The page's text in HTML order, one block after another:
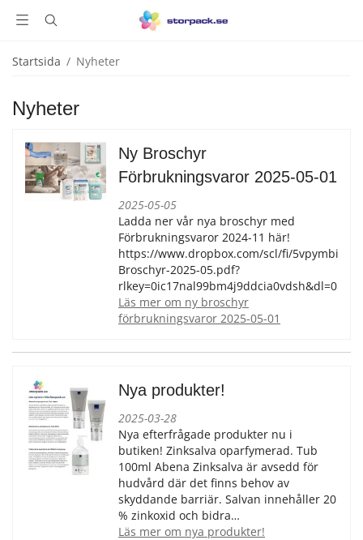
Startsida / Nyheter
Nyheter
Ny Broschyr
Förbrukningsvaror 2025-05-01
2025-05-05
Ladda ner vår nya broschyr med
Förbrukningsvaror 2024-11 här!
https://www.dropbox.com/scl/fi/
Broschyr-2025-05.pdf?
rlkey=0ic17nal99bm4j9ddcia0vdsh&dl=0
läs mer om ny broschyr
förbrukningsvaror 2025-05-01
Nya produkter!
2025-03-28
Nya efterfrågade produkter nu i
butiken! Zinksalva oparfymerad. Tub
100ml Abena Zinksalva är avsedd för
hudvård där det finns behov av
skyddande barriär. Salvan innehåller 20
% zinkoxid och bidra…
läs mer om nya produkter!